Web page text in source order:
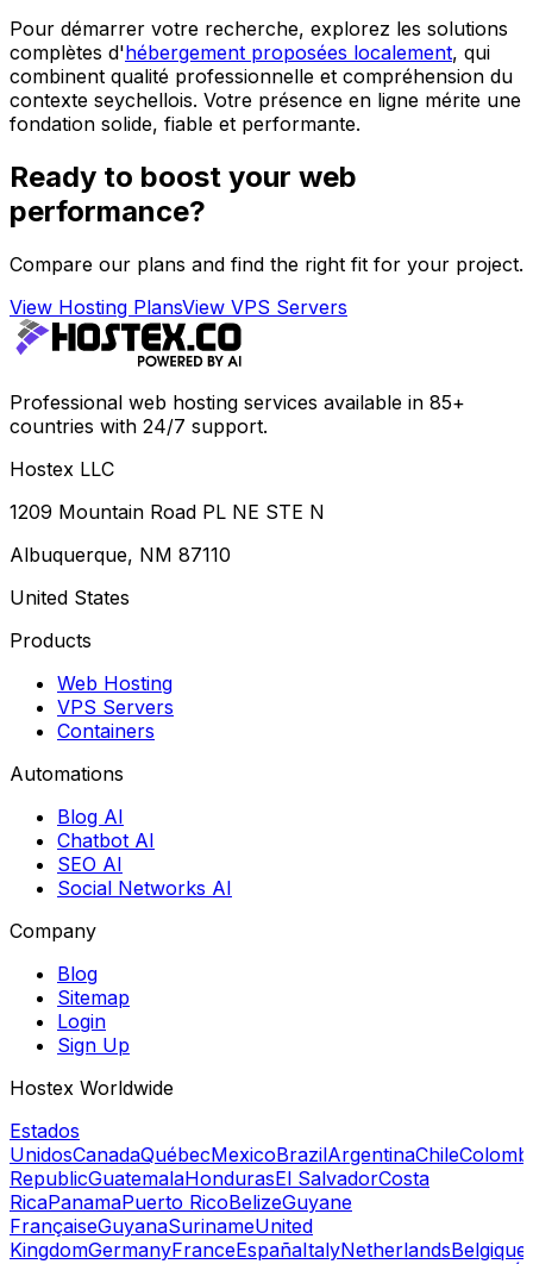
Pour démarrer votre recherche, explorez les solutions
complètes d'hébergement proposées localement, qui
combinent qualité professionnelle et compréhension du
contexte seychellois. Votre présence en ligne mérite une
fondation solide, fiable et performante.
Ready to boost your web
performance?
Compare our plans and find the right fit for your project.
View Hosting PlansView VPS Servers
Professional web hosting services available in 85+
countries with 24/7 support.
Hostex LLC
1209 Mountain Road PL NE STE N
Albuquerque, NM 87110
United States
Products
Web Hosting
VPS Servers
Containers
Automations
Blog AI
Chatbot AI
SEO AI
Social Networks AI
Company
Blog
Sitemap
Login
Sign Up
Hostex Worldwide
Estados
UnidosCanadaQuébecMexicoBrazilArgentinaChile
RepublicGuatemalaHondurasEl SalvadorCosta
RicaPanamaPuerto RicoBelizeGuyane
FrançaiseGuyanaSurinameUnited
KingdomGermanyFranceEspañaItalyNetherlandsBelgique